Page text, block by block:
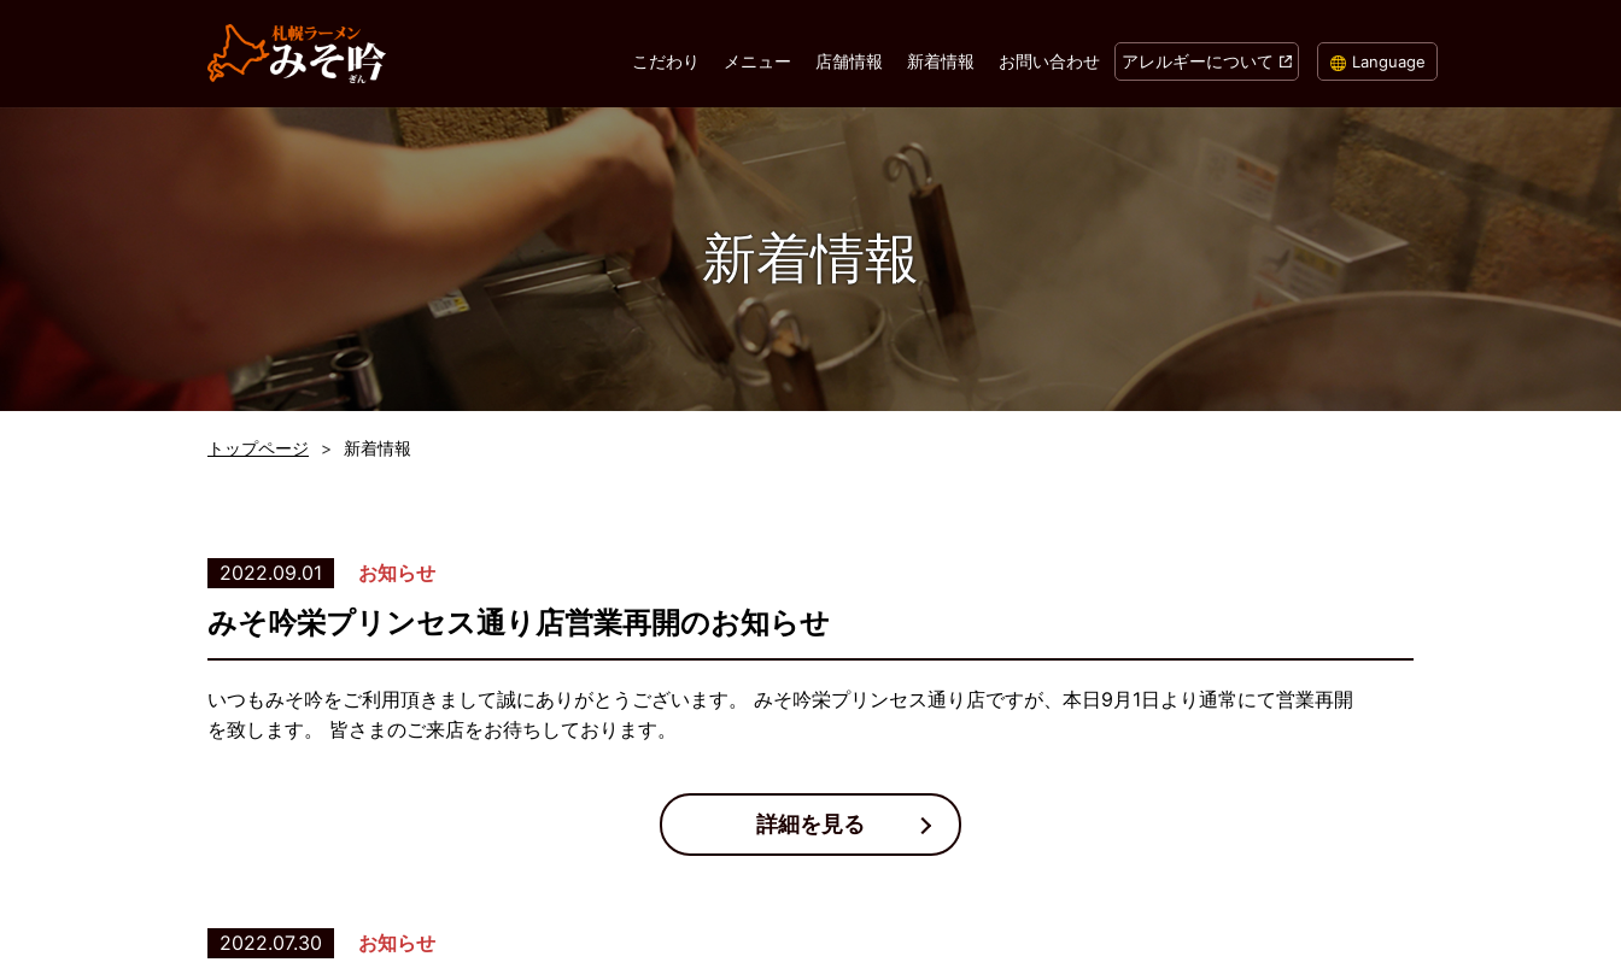
Language
こだわり メニュー 店舗情報 新着情報 お問い合わせ アレルギーについて
新着情報
トップページ 新着情報
2022.09.01 お知らせ
みそ吟栄プリンセス通り店営業再開のお知らせ
いつもみそ吟をご利用頂きまして誠にありがとうございます。 みそ吟栄プリンセス通り店ですが、本日9月1日より通常にて営業再開
を致します。 皆さまのご来店をお待ちしております。
詳細を見る
2022.07.30 お知らせ